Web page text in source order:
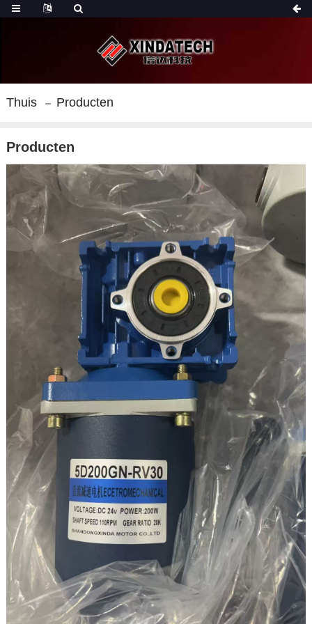
Thuis Producten
Producten